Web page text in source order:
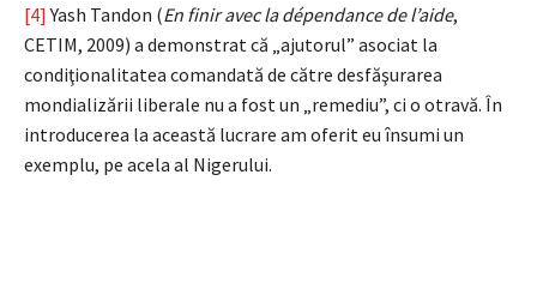
[4] Yash Tandon (En finir avec la dépendance de l’aide,
CETIM, 2009) a demonstrat că „ajutorul” asociat la
condiţionalitatea comandată de către desfăşurarea
mondializării liberale nu a fost un „remediu”, ci o otravă. În
introducerea la această lucrare am oferit eu însumi un
exemplu, pe acela al Nigerului.